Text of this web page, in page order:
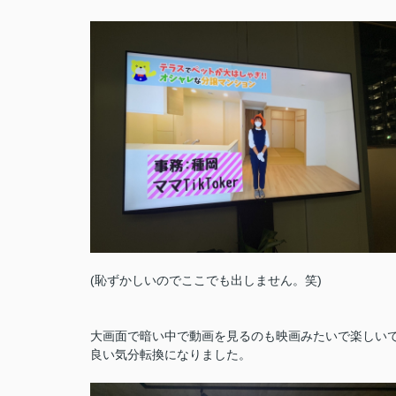
(恥ずかしいのでここでも出しません。笑)
大画面で暗い中で動画を見るのも映画みたいで楽しい
良い気分転換になりました。